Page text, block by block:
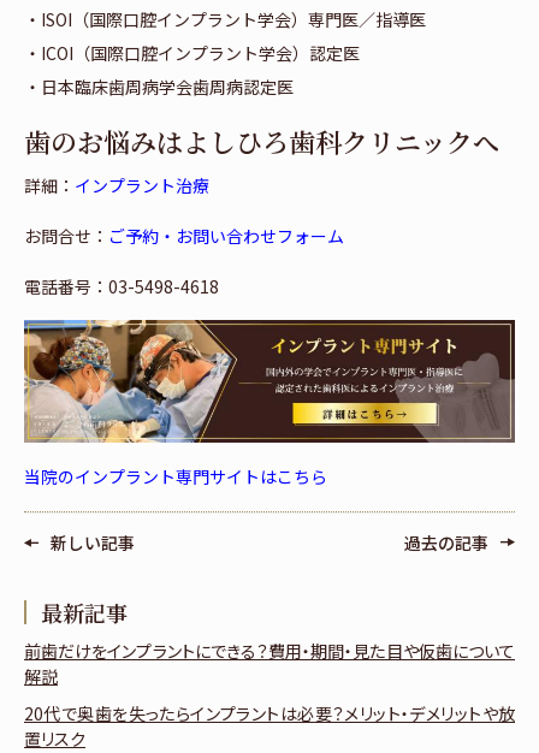
・ISOI（国際口腔インプラント学会）専門医／指導医
・ICOI（国際口腔インプラント学会）認定医
・日本臨床歯周病学会歯周病認定医
歯のお悩みはよしひろ歯科クリニックへ
詳細： インプラント治療
お問合せ： ご予約・お問い合わせフォーム
電話番号：03-5498-4618
当院のインプラント専門サイトはこちら
新しい記事 過去の記事
最新記事
前歯だけをインプラントにできる？費用・期間・見た目や仮歯について
解説
20代で奥歯を失ったらインプラントは必要？メリット・デメリットや放
置リスク